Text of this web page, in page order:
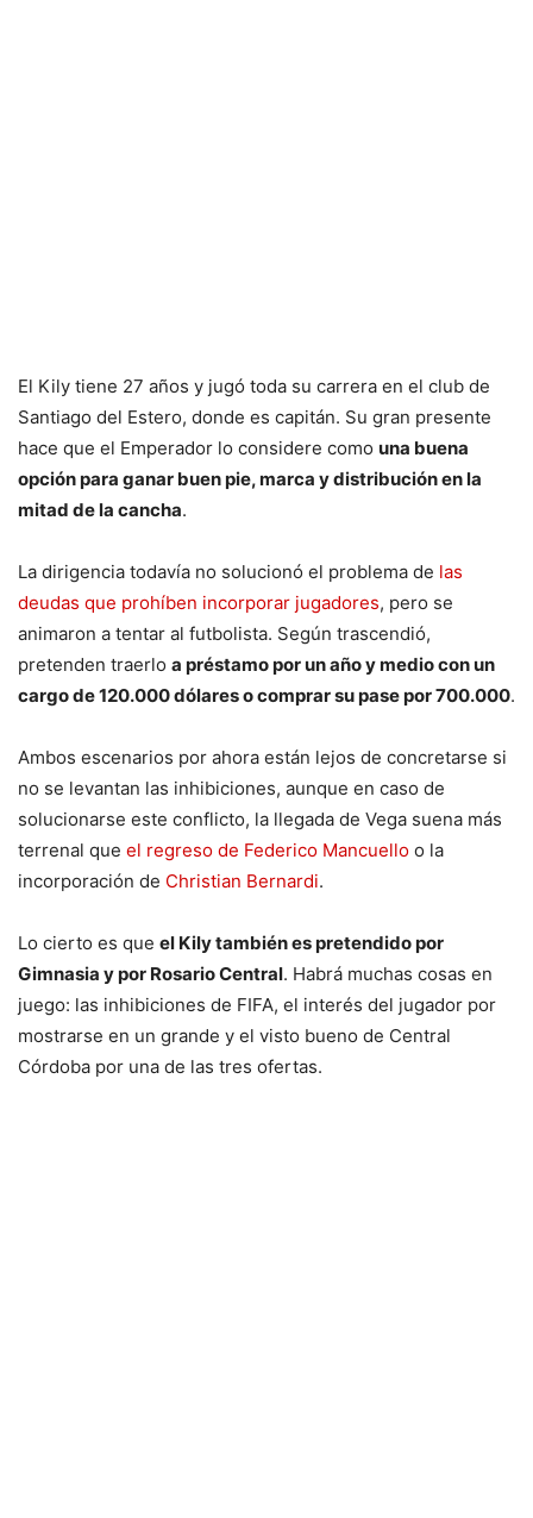
El Kily tiene 27 años y jugó toda su carrera en el club de
Santiago del Estero, donde es capitán. Su gran presente
hace que el Emperador lo considere como una buena
opción para ganar buen pie, marca y distribución en la
mitad de la cancha.
La dirigencia todavía no solucionó el problema de las
deudas que prohíben incorporar jugadores, pero se
animaron a tentar al futbolista. Según trascendió,
pretenden traerlo a préstamo por un año y medio con un
cargo de 120.000 dólares o comprar su pase por 700.000.
Ambos escenarios por ahora están lejos de concretarse si
no se levantan las inhibiciones, aunque en caso de
solucionarse este conflicto, la llegada de Vega suena más
terrenal que el regreso de Federico Mancuello o la
incorporación de Christian Bernardi.
Lo cierto es que el Kily también es pretendido por
Gimnasia y por Rosario Central. Habrá muchas cosas en
juego: las inhibiciones de FIFA, el interés del jugador por
mostrarse en un grande y el visto bueno de Central
Córdoba por una de las tres ofertas.